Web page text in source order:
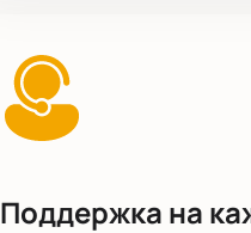
Поддержка на